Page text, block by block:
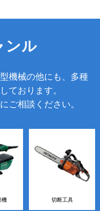
ンル
機械の他にも、多種
ております。
ご相談ください。
機 切断工具